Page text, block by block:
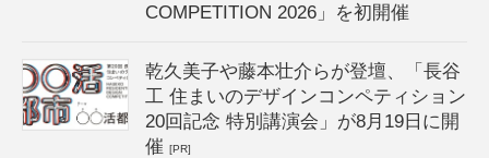
COMPETITION 2026」を初開催
乾久美子や藤本壮介らが登壇、「長谷
工 住まいのデザインコンペティション
20回記念 特別講演会」が8月19日に開
催[PR]